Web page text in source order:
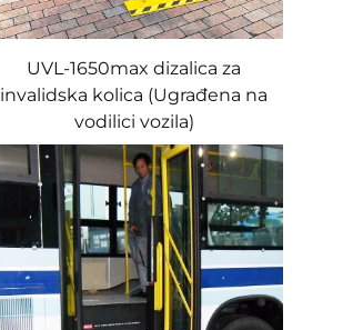
UVL-1650max dizalica za
invalidska kolica (Ugrađena na
vodilici vozila)